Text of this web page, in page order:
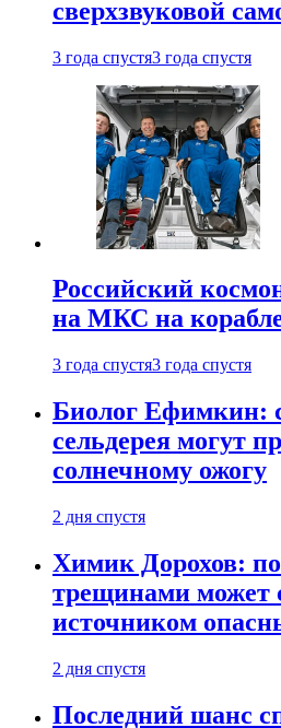
сверхзвуковой
3 года спустя3 года спустя
Российский
на МКС на
3 года спустя3 года спустя
Биолог Ефимкин:
сельдерея могут
солнечному ожогу
2 дня спустя
Химик Дорохов:
трещинами может
источником
2 дня спустя
Последний шанс